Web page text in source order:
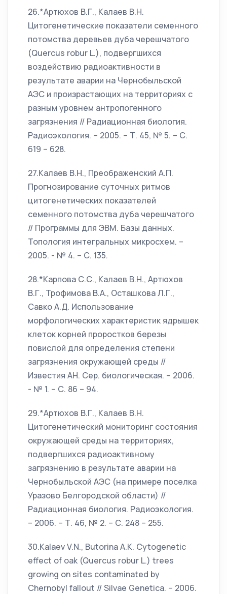
26.*Артюхов В.Г., Калаев В.Н.
Цитогенетические показатели семенного
потомства деревьев дуба черешчатого
(Quercus robur L.), подвергшихся
воздействию радиоактивности в
результате аварии на Чернобыльской
АЭС и произрастающих на территориях с
разным уровнем антропогенного
загрязнения // Радиационная биология.
Радиоэкология. – 2005. – Т. 45, № 5. – С.
619 – 628.
27.Калаев В.Н., Преображенский А.П.
Прогнозирование суточных ритмов
цитогенетических показателей
семенного потомства дуба черешчатого
// Программы для ЭВМ. Базы данных.
Топология интегральных микросхем. –
2005. - № 4. – С. 135.
28.*Карпова С.С., Калаев В.Н., Артюхов
В.Г., Трофимова В.А., Осташкова Л.Г.,
Савко А.Д. Использование
морфологических характеристик ядрышек
клеток корней проростков березы
повислой для определения степени
загрязнения окружающей среды //
Известия АН. Сер. биологическая. – 2006.
- № 1. – С. 86 – 94.
29.*Артюхов В.Г., Калаев В.Н.
Цитогенетический мониторинг состояния
окружающей среды на территориях,
подвергшихся радиоактивному
загрязнению в результате аварии на
Чернобыльской АЭС (на примере поселка
Уразово Белгородской области) //
Радиационная биология. Радиоэкология.
– 2006. – Т. 46, № 2. – С. 248 – 255.
30.Kalaev V.N., Butorina A.K. Cytogenetic
effect of oak (Quercus robur L.) trees
growing on sites contaminated by
Chernobyl fallout // Silvae Genetica. – 2006.